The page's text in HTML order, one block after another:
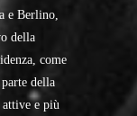
e Berlino,
della
come
della
attive e più